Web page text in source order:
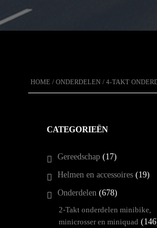
HOME / ONDERDELEN / 4-TAKT
CATEGORIEËN
Gereedschap (17)
Helmen en accessoires (19)
Onderdelen (678)
2-Takt onderdelen minibike,
minicrosser en miniquad